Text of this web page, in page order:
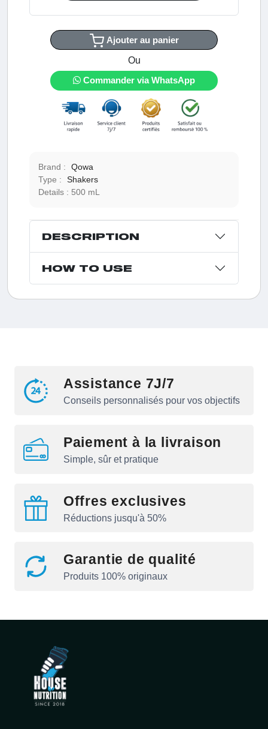
Ajouter au panier
Ou
Commander via WhatsApp
Brand :
Qowa
Type :
Shakers
Details :
500 mL
DESCRIPTION
HOW TO USE
Assistance 7J/7
Conseils personnalisés pour vos objectifs
Paiement à la livraison
Simple, sûr et pratique
Offres exclusives
Réductions jusqu'à 50%
Garantie de qualité
Produits 100% originaux